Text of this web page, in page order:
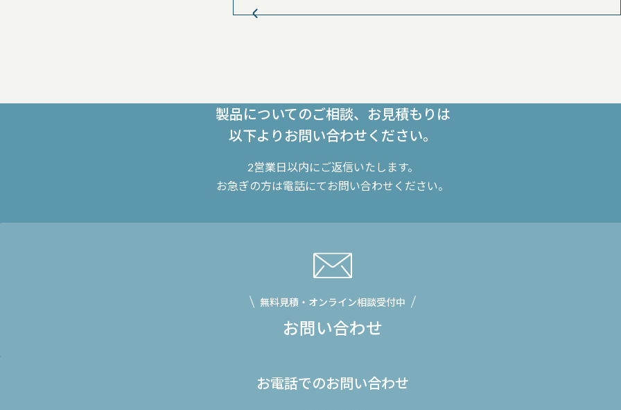
製品についてのご相談、お見積もりは
以下よりお問い合わせください。
2営業日以内にご返信いたします。
お急ぎの方は電話にてお問い合わせください。
無料見積・オンライン相談受付中
お問い合わせ
お電話でのお問い合わせ